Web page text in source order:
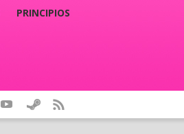
PRINCIPIOS